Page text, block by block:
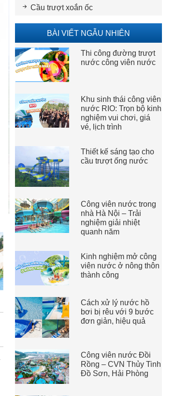
Cầu trượt xoắn ốc
BÀI VIẾT NGẪU NHIÊN
Thi công đường trượt
nước công viên nước
Khu sinh thái công viên
nước RIO: Trọn bộ kinh
nghiệm vui chơi, giá
vé, lịch trình
Thiết kế sáng tạo cho
cầu trượt ống nước
Công viên nước trong
nhà Hà Nội – Trải
nghiệm giải nhiệt
quanh năm
Kinh nghiệm mở công
viên nước ở nông thôn
thành công
Cách xử lý nước hồ
bơi bị rêu với 9 bước
đơn giản, hiệu quả
Công viên nước Đồi
Rồng – CVN Thủy Tinh
Đồ Sơn, Hải Phòng